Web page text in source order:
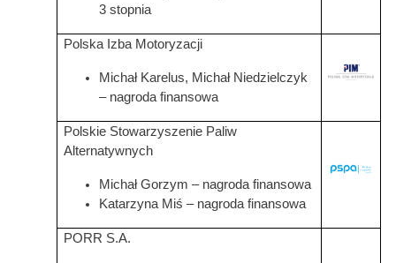
3 stopnia
Polska Izba Motoryzacji
Michał Karelus, Michał Niedzielczyk
– nagroda finansowa
Grafika
Polskie Stowarzyszenie Paliw
Alternatywnych
Michał Gorzym – nagroda finansowa
Katarzyna Miś – nagroda finansowa
Grafika
PORR S.A.